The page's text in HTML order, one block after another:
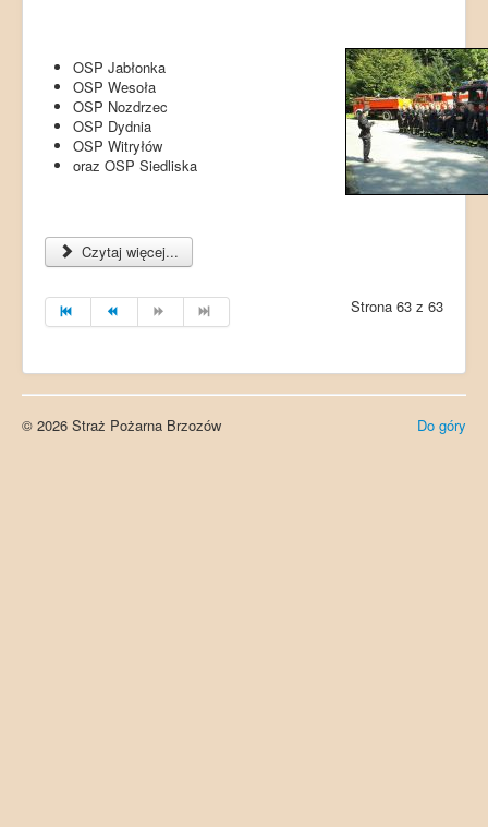
OSP Jabłonka
OSP Wesoła
OSP Nozdrzec
OSP Dydnia
OSP Witryłów
oraz OSP Siedliska
Czytaj więcej...
Strona 63 z 63
Do góry
© 2026 Straż Pożarna Brzozów